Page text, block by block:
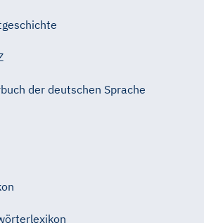
der deutschen Sprache